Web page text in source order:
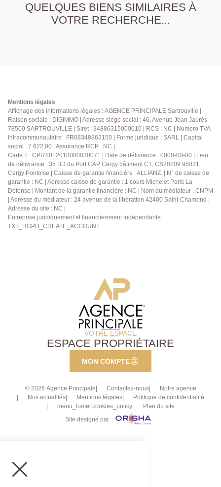
QUELQUES BIENS SIMILAIRES À
VOTRE RECHERCHE...
Mentions légales
Affichage des informations légales : AGENCE PRINCIPALE Sartrouville |
Raison sociale : DIGIMMO | Adresse siège social : 46, Avenue Jean Jaurès -
78500 SARTROUVILLE | Siret : 34886315000010 | RCS : NC | Numero TVA
Intracommunautaire : FR08348863150 | Forme juridique : SARL | Capital
social : 7 622,00 | Assurance RCP : NC |
Carte T : CPI78012018000030071 | Date de délivrance : 0000-00-00 | Lieu
de délivrance : 35 BD du Port CAP Cergy bâtiment C1, CS20209 95031
Cergy Pontoise | Caisse de garantie financière : ALLIANZ. | N° de caisse de
garantie : NC | Adresse caisse de garantie : 1 cours Michelet Paris La
Défense | Montant de la garantie financière : NC | Nom du médiateur : CNPM
| Adresse du médiateur : 24 avenue de la libération 42400 Saint-Chamond |
Adresse du site : NC |
Entreprise juridiquement et financièrement indépendante
TXT_RGPD_CREATE_ACCOUNT
VOTRE ESPACE
ESPACE PROPRIÉTAIRE
MON COMPTE
© 2026 Agence Principale Contactez-nous
Notre agence
Nos actualités
Mentions légales
Politique de confidentialité
menu_footer.cookies_policy
Plan du site
Site designé par